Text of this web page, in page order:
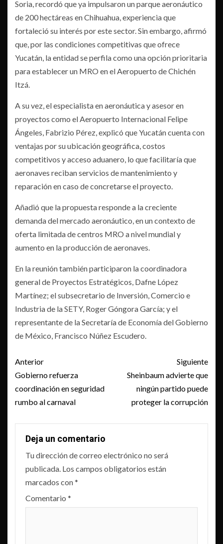
Soria, recordó que ya impulsaron un parque aeronáutico
de 200 hectáreas en Chihuahua, experiencia que
fortaleció su interés por este sector. Sin embargo, afirmó
que, por las condiciones competitivas que ofrece
Yucatán, la entidad se perfila como una opción prioritaria
para establecer un MRO en el Aeropuerto de Chichén
Itzá.
A su vez, el especialista en aeronáutica y asesor en
proyectos como el Aeropuerto Internacional Felipe
Ángeles, Fabrizio Pérez, explicó que Yucatán cuenta con
ventajas por su ubicación geográfica, costos
competitivos y acceso aduanero, lo que facilitaría que
aeronaves reciban servicios de mantenimiento y
reparación en caso de concretarse el proyecto.
Añadió que la propuesta responde a la creciente
demanda del mercado aeronáutico, en un contexto de
oferta limitada de centros MRO a nivel mundial y
aumento en la producción de aeronaves.
En la reunión también participaron la coordinadora
general de Proyectos Estratégicos, Dafne López
Martínez; el subsecretario de Inversión, Comercio e
Industria de la SETY, Roger Góngora García; y el
representante de la Secretaría de Economía del Gobierno
de México, Francisco Núñez Escudero.
Post
navigation
Anterior
Gobierno refuerza
coordinación en seguridad
rumbo al carnaval
Siguiente
Sheinbaum advierte que
ningún partido puede
proteger la corrupción
Deja un comentario
Tu dirección de correo electrónico no será
publicada. Los campos obligatorios están
marcados con*
Comentario *